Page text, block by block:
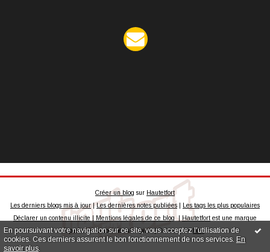
En poursuivant votre navigation sur ce site, vous acceptez l'utilisation de
cookies. Ces derniers assurent le bon fonctionnement de nos services. En
savoir plus.
Créer un blog sur Hautetfort
Les derniers blogs mis à jour|Les dernières notes publiées
Les tags les plus populaires
Déclarer un contenu illicite
Mentions légales de ce blog | Hautetfort est une marque
déposée de la société talkSpirit | Créez votre blog !